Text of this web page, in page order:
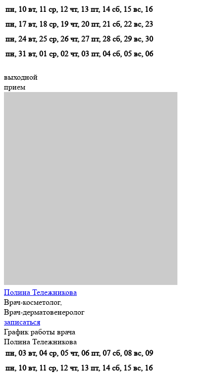
пн, 10 вт, 11 ср, 12 чт, 13 пт, 14 сб, 15 вс, 16
пн, 17 вт, 18 ср, 19 чт, 20 пт, 21 сб, 22 вс, 23
пн, 24 вт, 25 ср, 26 чт, 27 пт, 28 сб, 29 вс, 30
пн, 31 вт, 01 ср, 02 чт, 03 пт, 04 сб, 05 вс, 06
выходной
прием
Полина Тележникова
Врач-косметолог,
Врач-дерматовенеролог
записаться
График работы врача
Полина Тележникова
пн, 03 вт, 04 ср, 05 чт, 06 пт, 07 сб, 08 вс, 09
пн, 10 вт, 11 ср, 12 чт, 13 пт, 14 сб, 15 вс, 16